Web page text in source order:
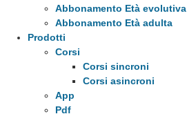
Abbonamento Età evolutiva
Abbonamento Età adulta
Prodotti
Corsi
Corsi sincroni
Corsi asincroni
App
Pdf